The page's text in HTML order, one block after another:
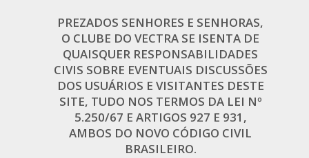
PREZADOS SENHORES E SENHORAS,
O CLUBE DO VECTRA SE ISENTA DE
QUAISQUER RESPONSABILIDADES
CIVIS SOBRE EVENTUAIS DISCUSSÕES
DOS USUÁRIOS E VISITANTES DESTE
SITE, TUDO NOS TERMOS DA LEI Nº
5.250/67 E ARTIGOS 927 E 931,
AMBOS DO NOVO CÓDIGO CIVIL
BRASILEIRO.